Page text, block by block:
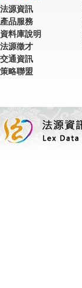
法源資訊
產品服務
資料庫說明
法源徵才
交通資訊
策略聯盟